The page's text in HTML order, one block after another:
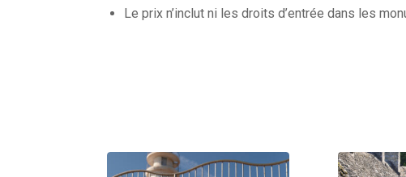
Le prix n’inclut ni les droits d’entrée dans les